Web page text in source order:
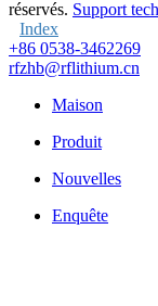
réservés. Support
Index
+86 0538-3462269
rfzhb@rflithium.cn
Maison
Produit
Nouvelles
Enquête